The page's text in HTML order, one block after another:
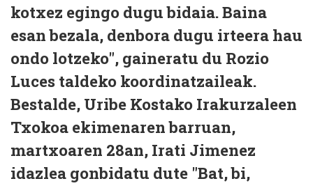
kotxez egingo dugu bidaia. Baina
esan bezala, denbora dugu irteera hau
ondo lotzeko", gaineratu du Rozio
Luces taldeko koordinatzaileak.
Bestalde, Uribe Kostako Irakurzaleen
Txokoa ekimenaren barruan,
martxoaren 28an, Irati Jimenez
idazlea gonbidatu dute "Bat, bi,